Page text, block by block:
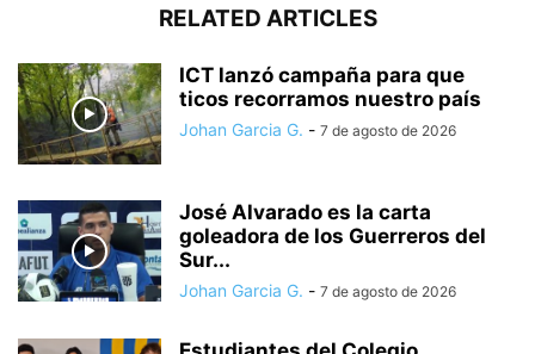
RELATED ARTICLES
ICT lanzó campaña para que
ticos recorramos nuestro país
Johan Garcia G. - 7 de agosto de 2026
José Alvarado es la carta
goleadora de los Guerreros del
Sur...
Johan Garcia G. - 7 de agosto de 2026